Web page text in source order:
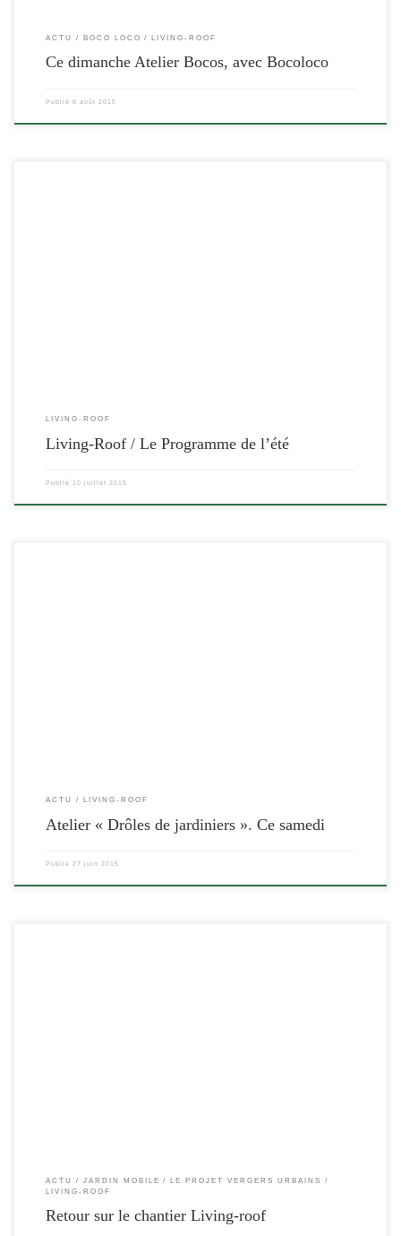
ACTU BOCO LOCO LIVING-ROOF
Ce dimanche Atelier Bocos, avec Bocoloco
Publié 8 août 2015
LIVING-ROOF
Living-Roof / Le Programme de l’été
Publié 10 juillet 2015
ACTU LIVING-ROOF
Atelier « Drôles de jardiniers ». Ce samedi
Publié 27 juin 2015
ACTU JARDIN MOBILE
LE PROJET VERGERS URBAINS
LIVING-ROOF
Retour sur le chantier Living-roof